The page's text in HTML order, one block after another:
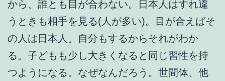
から、誰とも目が合わない。日本人はすれ違
うときも相手を見る(人が多い)。目が合えばそ
の人は日本人。自分もするからそれがわか
る。子どもも少し大きくなると同じ習性を持
つようになる。なぜなんだろう。世間体、他